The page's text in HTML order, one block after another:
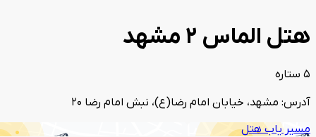
هتل الماس 2 مشهد
5 ستاره
آدرس: مشهد، خیابان امام رضا(ع)، نبش امام رضا 20
مسیر یاب هتل